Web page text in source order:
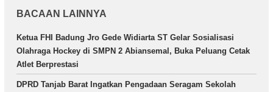
BACAAN LAINNYA
Ketua FHI Badung Jro Gede Widiarta ST Gelar Sosialisasi
Olahraga Hockey di SMPN 2 Abiansemal, Buka Peluang Cetak
Atlet Berprestasi
DPRD Tanjab Barat Ingatkan Pengadaan Seragam Sekolah